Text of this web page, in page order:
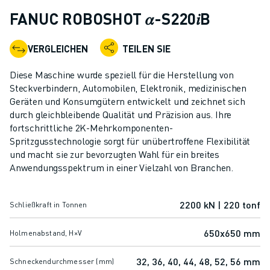
ROBOTERPALETTE
ROBOTER-STEUERUNGEN
ROBOTER-ZUBEHÖR
ROBOTER-SOFTWARE
SIMULATIONSSOFTWARE
ROBOTIK-PRODUKTE FÜR DEN BILDUNGSBEREICH
ROBOTER-AUTOMATISIERUNG
KOMPAKTE CNC-BEARBEITUNGSZENTREN
ROBODRILL-FILTER
ROBODRILL KOMPAKTE CNC-BEARBEITUNGSZENTREN
ROBODRILL VORBEUGENDE WARTUNG
ROBODRILL BILDUNGSPAKET
FANUC ROBOSHOT 𝛼-S220𝑖B
VERGLEICHEN TEILEN SIE
Diese Maschine wurde speziell für die Herstellung von
Steckverbindern, Automobilen, Elektronik, medizinischen
Geräten und Konsumgütern entwickelt und zeichnet sich
durch gleichbleibende Qualität und Präzision aus. Ihre
fortschrittliche 2K-Mehrkomponenten-
Spritzgusstechnologie sorgt für unübertroffene Flexibilität
und macht sie zur bevorzugten Wahl für ein breites
Anwendungsspektrum in einer Vielzahl von Branchen.
Schließkraft in Tonnen 2200 kN | 220 tonf
Holmenabstand, H×V 650x650 mm
Schneckendurchmesser (mm) 32, 36, 40, 44, 48, 52, 56 mm